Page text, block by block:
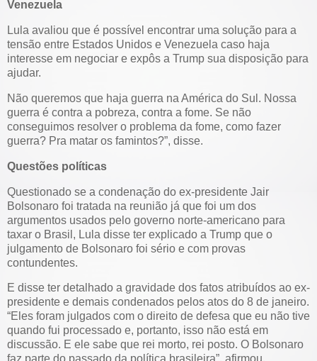
Venezuela
Lula avaliou que é possível encontrar uma solução para a
tensão entre Estados Unidos e Venezuela caso haja
interesse em negociar e expôs a Trump sua disposição para
ajudar.
Não queremos que haja guerra na América do Sul. Nossa
guerra é contra a pobreza, contra a fome. Se não
conseguimos resolver o problema da fome, como fazer
guerra? Pra matar os famintos?”, disse.
Questões políticas
Questionado se a condenação do ex-presidente Jair
Bolsonaro foi tratada na reunião já que foi um dos
argumentos usados pelo governo norte-americano para
taxar o Brasil, Lula disse ter explicado a Trump que o
julgamento de Bolsonaro foi sério e com provas
contundentes.
E disse ter detalhado a gravidade dos fatos atribuídos ao ex-
presidente e demais condenados pelos atos do 8 de janeiro.
“Eles foram julgados com o direito de defesa que eu não tive
quando fui processado e, portanto, isso não está em
discussão. E ele sabe que rei morto, rei posto. O Bolsonaro